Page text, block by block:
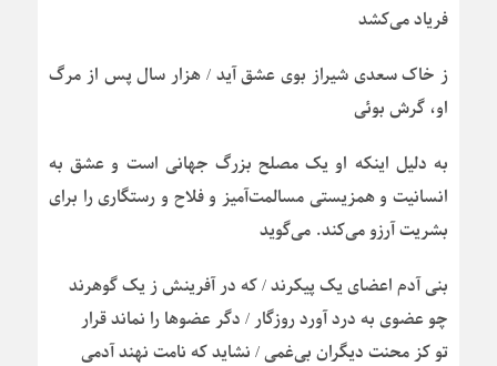
فریاد می‌کشد
ز خاک سعدی شیراز بوی عشق آید / هزار سال پس از مرگ
او، گرش بوئی
به دلیل اینکه او یک مصلح بزرگ جهانی است و عشق به
انسانیت و همزیستی مسالمت‌آمیز و فلاح و رستگاری را برای
بشریت آرزو می‌کند. می‌گوید
بنی آدم اعضای یک پیکرند / که در آفرینش ز یک گوهرند
چو عضوی به درد آورد روزگار / دگر عضوها را نماند قرار
تو کز محنت دیگران بی‌غمی / نشاید که نامت نهند آدمی